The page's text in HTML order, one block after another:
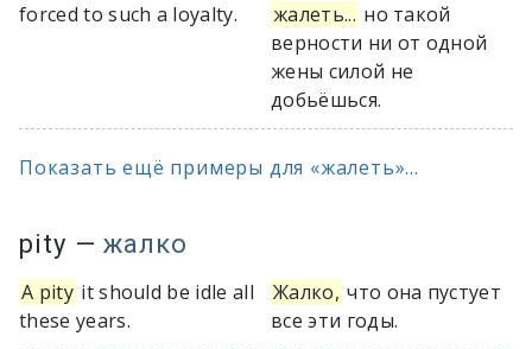
forced to such a loyalty.
жалеть... но такой
верности ни от одной
жены силой не
добьёшься.
Показать ещё примеры для «жалеть»...
pity — жалко
A pity it should be idle all
these years.
Жалко, что она пустует
все эти годы.